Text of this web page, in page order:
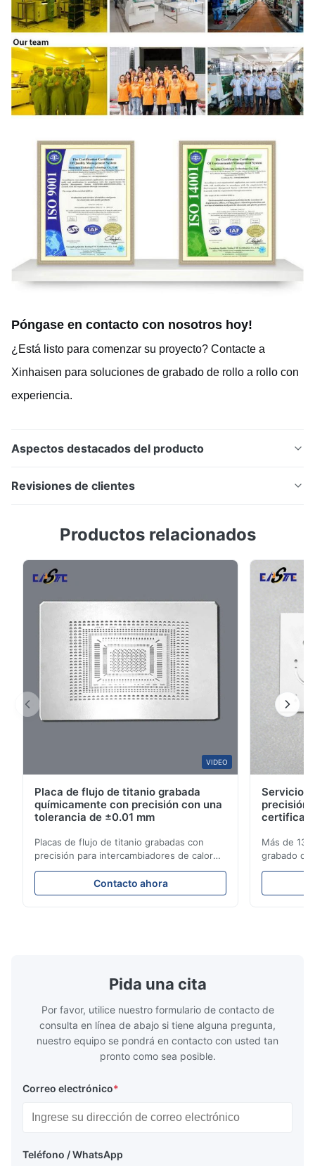
Póngase en contacto con nosotros hoy!
¿Está listo para comenzar su proyecto? Contacte a
Xinhaisen para soluciones de grabado de rollo a rollo con
experiencia.
Aspectos destacados del producto
de metales rollo a rollo para acero inoxidable, níquel,
fotoquímico continuo ofrece componentes grabados
de combustible, dispositivos médicos y aplicaciones
Revisiones de clientes
5.0Basado en 50 reseñas recientes
100%
Jan 2.2026
Pretty good.
Dec 15.2025
So good.
Productos relacionados
VIDEO
Placa de flujo de titanio grabada
químicamente con precisión con una
tolerancia de ±0.01 mm
Placas de flujo de titanio grabadas con
precisión para intercambiadores de calor
con alta resistencia a la corrosión Visión
general de la placa de flujoXinhaisen
Technology se especializa en la fabricación
Contacto ahora
Servicios
precisión
Más de 13
grabado de
soluciones
Pida una cita
Por favor, utilice nuestro formulario de contacto de
consulta en línea de abajo si tiene alguna pregunta,
nuestro equipo se pondrá en contacto con usted tan
pronto como sea posible.
Correo electrónico*
Teléfono / WhatsApp